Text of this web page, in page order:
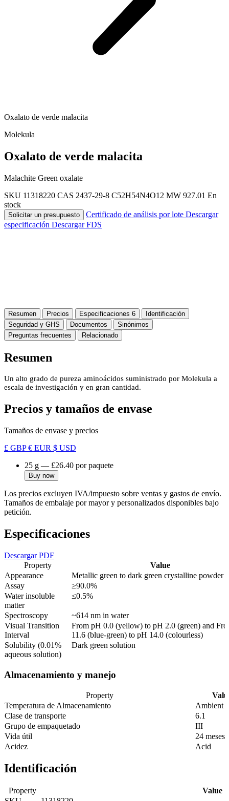
Oxalato de verde malacita
Molekula
Oxalato de verde malacita
Malachite Green oxalate
SKU 11318220 CAS 2437-29-8 C52H54N4O12 MW 927.01 En
stock
Solicitar un presupuesto Certificado de análisis por lote Descargar
especificación Descargar FDS
Resumen Precios Especificaciones 6
Identificación
Seguridad y GHS
Documentos
Sinónimos
Preguntas frecuentes
Relacionado
Resumen
Un alto grado de pureza aminoácidos suministrado por Molekula a
escala de investigación y en gran cantidad.
Precios y tamaños de envase
Tamaños de envase y precios
£ GBP€ EUR $ USD
25 g — £26.40 por paquete
Buy now
Los precios excluyen IVA/impuesto sobre ventas y gastos de envío.
Tamaños de embalaje por mayor y personalizados disponibles bajo
petición.
Especificaciones
Descargar PDF
Property
Value
Appearance
Metallic green to dark green crystalline powder
Assay
≥90.0%
Water insoluble
matter
≤0.5%
Spectroscopy
~614 nm in water
Visual Transition
Interval
From pH 0.0 (yellow) to pH 2.0 (green) and
11.6 (blue-green) to pH 14.0 (colourless)
Solubility (0.01%
aqueous solution)
Dark green solution
Almacenamiento y manejo
Property
Temperatura de Almacenamiento
Ambient
Clase de transporte
6.1
Grupo de empaquetado
III
Vida útil
24 meses
Acidez
Acid
Identificación
Property
Value